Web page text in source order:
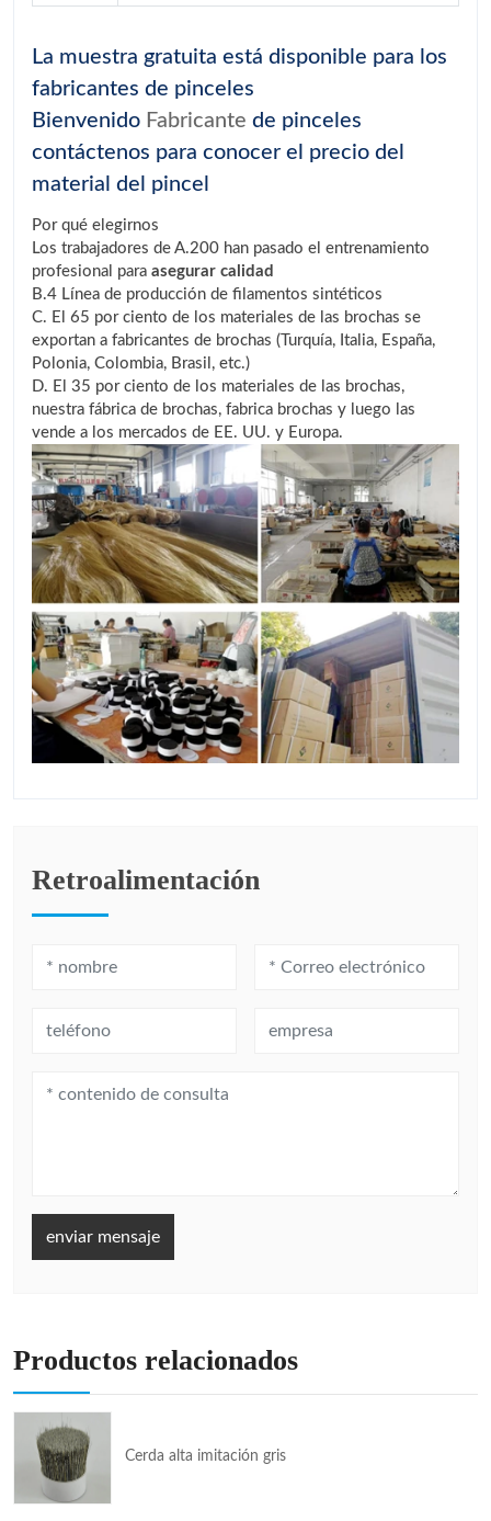
La muestra gratuita está disponible para los
fabricantes de pinceles
Bienvenido Fabricante de pinceles
contáctenos para conocer el precio del
material del pincel
Por qué elegirnos
Los trabajadores de A.200 han pasado el entrenamiento
profesional para asegurar calidad
B.4 Línea de producción de filamentos sintéticos
C. El 65 por ciento de los materiales de las brochas se
exportan a fabricantes de brochas (Turquía, Italia, España,
Polonia, Colombia, Brasil, etc.)
D. El 35 por ciento de los materiales de las brochas,
nuestra fábrica de brochas, fabrica brochas y luego las
vende a los mercados de EE. UU. y Europa.
Retroalimentación
enviar mensaje
Productos relacionados
Cerda alta imitación gris